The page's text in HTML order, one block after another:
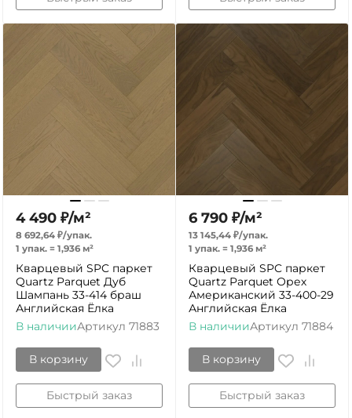
4 490 ₽/м²
8 692,64 ₽/упак.
1 упак. = 1,936 м²
Кварцевый SPC паркет
Quartz Parquet Дуб
Шампань 33-414 браш
Английская Ёлка
В наличииАртикул 71883
В корзину
Быстрый заказ
6 790 ₽/м²
13 145,44 ₽/упак.
1 упак. = 1,936 м²
Кварцевый SPC паркет
Quartz Parquet Орех
Американский 33-400-29
Английская Ёлка
В наличииАртикул 71884
В корзину
Быстрый заказ